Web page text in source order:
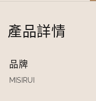
產品詳情
品牌
MISIRUI